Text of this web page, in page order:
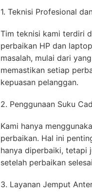
1. Teknisi Profesional
Tim teknisi kami terdiri
perbaikan HP dan
masalah, mulai dari
memastikan setiap
kepuasan pelanggan.
2. Penggunaan Suku
Kami hanya
perbaikan. Hal ini
hanya diperbaiki, tetapi
setelah perbaikan
3. Layanan Jemput